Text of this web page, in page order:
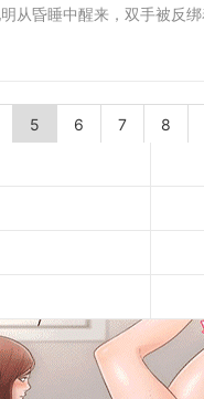
昏睡中醒来，双手被反绑
5 6 7 8